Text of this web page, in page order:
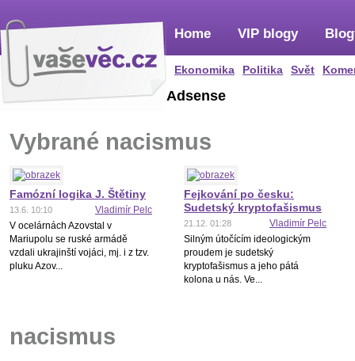
Home
Ekonomika Politika Svět
VIP blogy
Adsense
Vybrané nacismus
Famózní logika J. Štětiny
13.6. 10:10
Vladimír Pelc
V ocelárnách Azovstal v
Mariupolu se ruské armádě
vzdali ukrajinští vojáci, mj. i z tzv.
pluku Azov...
Fejkování po česku:
Sudetský kryptofašismus
21.12. 01:28
Vladimír Pelc
Silným útočícím ideologickým
proudem je sudetský
kryptofašismus a jeho pátá
kolona u nás. Ve...
nacismus